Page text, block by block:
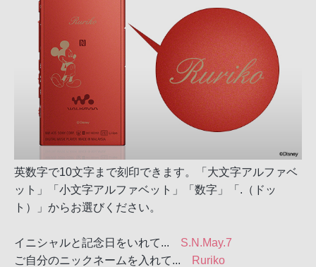
英数字で10文字まで刻印できます。「大文字アルファベ
ット」「小文字アルファベット」「数字」「.（ドッ
ト）」からお選びください。
イニシャルと記念日をいれて... S.N.May.7
ご自分のニックネームを入れて...
Ruriko